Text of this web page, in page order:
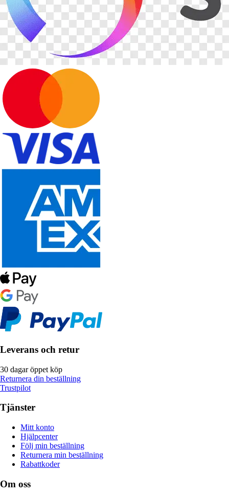
Leverans och retur
30 dagar öppet köp
Returnera din beställning
Trustpilot
Tjänster
Mitt konto
Hjälpcenter
Följ min beställning
Returnera min beställning
Rabattkoder
Om oss